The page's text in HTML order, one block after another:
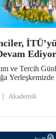
Ediyor
ve Tercih
Yerleşkemizde
adaylara
Akademik